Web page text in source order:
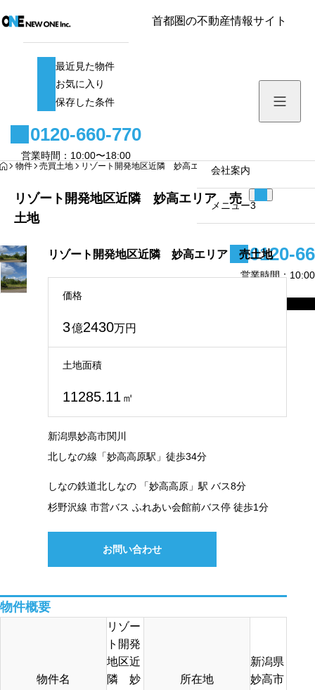
保存した条件
サブメニュー1
サブメニュー2
会社案内
メニュー3
0120-
営業時間：
首都圏の不動産情報サイト
最近見た物件
お気に入り
保存した条件
0120-660-770
営業時間：10:00〜18:00
HOME
物件 売買土地 リゾート開発地区近隣 妙高エリア 売土地
リゾート開発地区近隣 妙高エリア 売
土地
リゾート開発地区近隣 妙高エリア 売土地
価格
3億2430万円
土地面積
11285.11 ㎡
新潟県妙高市関川
北しなの線「妙高高原駅」徒歩34分
しなの鉄道北しなの 「妙高高原」駅 バス8分
杉野沢線 市営バス ふれあい会館前バス停 徒歩1分
お問い合わせ
物件概要
物件名
リゾー
ト開発
地区近
隣 妙
所在地
新潟県
妙高市